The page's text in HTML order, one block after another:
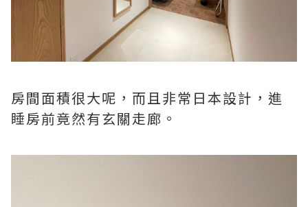
房間面積很大呢，而且非常日本設計，進
睡房前竟然有玄關走廊。